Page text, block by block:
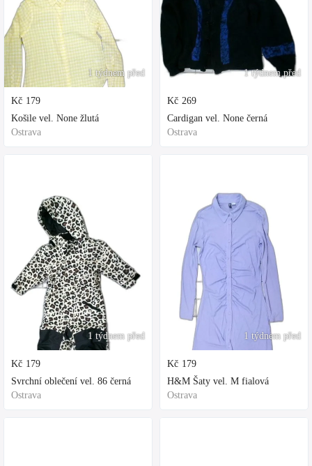
1 týdnem před
Kč 179
Košile vel. None žlutá
Ostrava
1 týdnem před
Kč 179
Svrchní oblečení vel. 86 černá
Ostrava
1 týdnem před
Kč 269
Cardigan vel. None černá
Ostrava
1 týdnem před
Kč 179
H&M Šaty vel. M fialová
Ostrava